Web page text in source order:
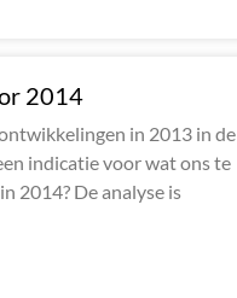
2014
in 2013 in de
indicatie voor wat ons te
2014? De analyse is